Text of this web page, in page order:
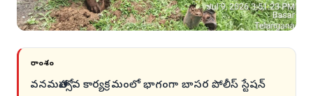
సారాంశం
వనమహోత్సవ కార్యక్రమంలో భాగంగా బాసర పోలీస్ స్టేషన్